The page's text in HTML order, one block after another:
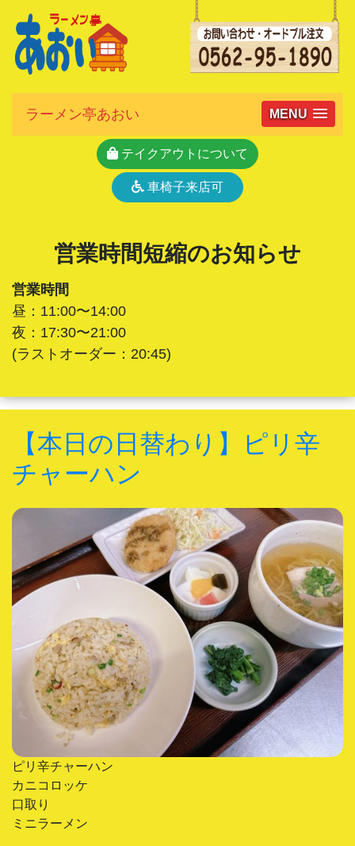
ラーメン亭あおい MENU
テイクアウトについて
車椅子来店可
営業時間短縮のお知らせ
営業時間
昼：11:00〜14:00
夜：17:30〜21:00
(ラストオーダー：20:45)
【本日の日替わり】ピリ辛
チャーハン
ピリ辛チャーハン
カニコロッケ
口取り
ミニラーメン